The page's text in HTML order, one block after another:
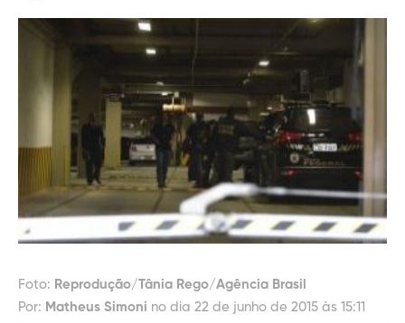
Foto: Reprodução/Tânia Rego/Agência Brasil
Por: Matheus Simoni no dia 22 de junho de 2015 às 15:11